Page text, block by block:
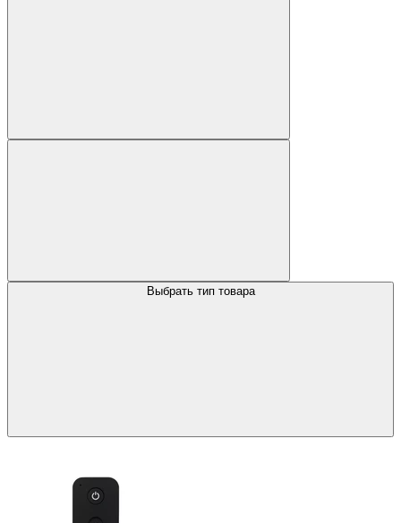
Выбрать тип товара